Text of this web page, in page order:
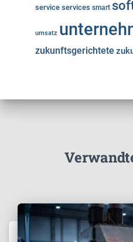
service services smart
umsatz
zukunftsgerichtete